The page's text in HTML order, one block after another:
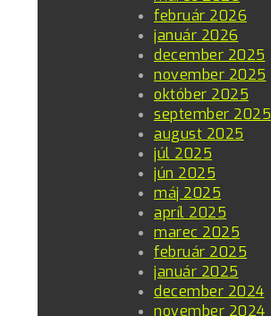
február 2026
január 2026
december 2025
november 2025
október 2025
september 2025
august 2025
júl 2025
jún 2025
máj 2025
apríl 2025
marec 2025
február 2025
január 2025
december 2024
november 2024